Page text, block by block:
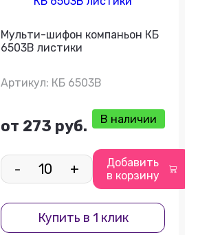
Мульти-шифон компаньон КБ
6503В листики
Артикул: КБ 6503В
от 273 руб. В наличии
- +
Добавить
в корзину
Купить в 1 клик